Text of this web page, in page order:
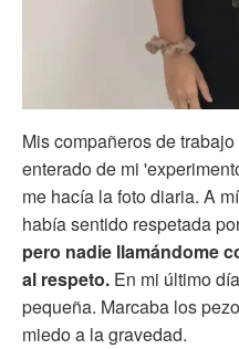
Mis compañeros de
enterado de mi
me hacía la foto diaria. A
había sentido respetada
pero nadie llamándome
al respeto. En mi último
pequeña. Marcaba los
miedo a la gravedad.